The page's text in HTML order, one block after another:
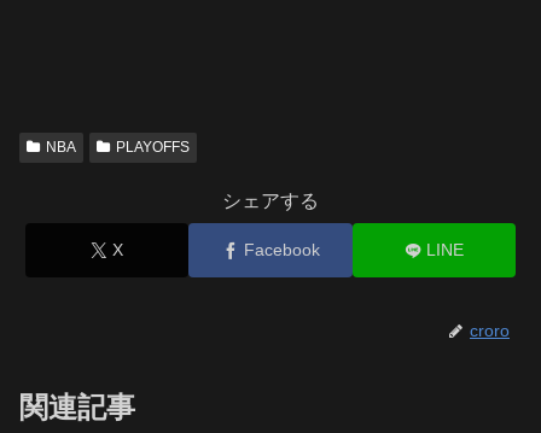
NBA PLAYOFFS
シェアする
X Facebook LINE
croro
関連記事